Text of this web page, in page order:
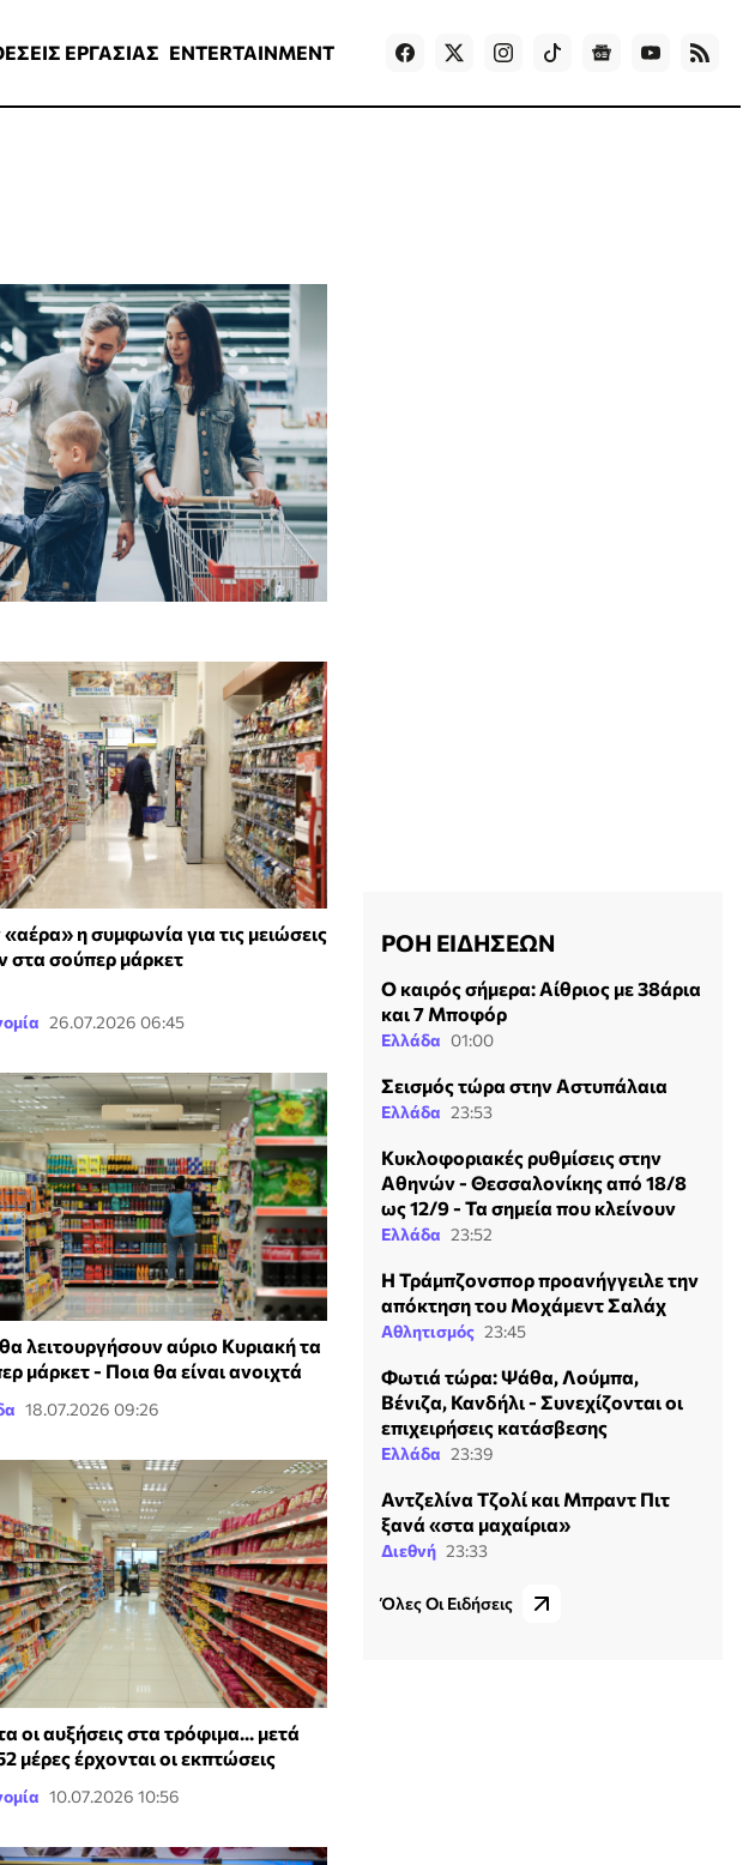
ΕΡΓΑΣΙΑΣ ENTERTAINMENT Games
η συμφωνία για τις μειώσεις
στα σούπερ μάρκετ
26.07.2026 06:45
λειτουργήσουν αύριο Κυριακή τα
μάρκετ - Ποια θα είναι ανοιχτά
18.07.2026 09:26
οι αυξήσεις στα τρόφιμα... μετά
μέρες έρχονται οι εκπτώσεις
10.07.2026 10:56
ΡΟΗ ΕΙΔΗΣΕΩΝ
Ο καιρός σήμερα: Αίθριος με 38άρια
και 7 Μποφόρ
Ελλάδα 01:00
Σεισμός τώρα στην Αστυπάλαια
Ελλάδα 23:53
Κυκλοφοριακές ρυθμίσεις στην
Αθηνών - Θεσσαλονίκης από 18/8
ως 12/9 - Τα σημεία που κλείνουν
Ελλάδα 23:52
Η Τράμπζονσπορ προανήγγειλε την
απόκτηση του Μοχάμεντ Σαλάχ
Αθλητισμός 23:45
Φωτιά τώρα: Ψάθα, Λούμπα,
Βένιζα, Κανδήλι - Συνεχίζονται οι
επιχειρήσεις κατάσβεσης
Ελλάδα 23:39
Αντζελίνα Τζολί και Μπραντ Πιτ
ξανά «στα μαχαίρια»
Διεθνή 23:33
Όλες Οι Ειδήσεις